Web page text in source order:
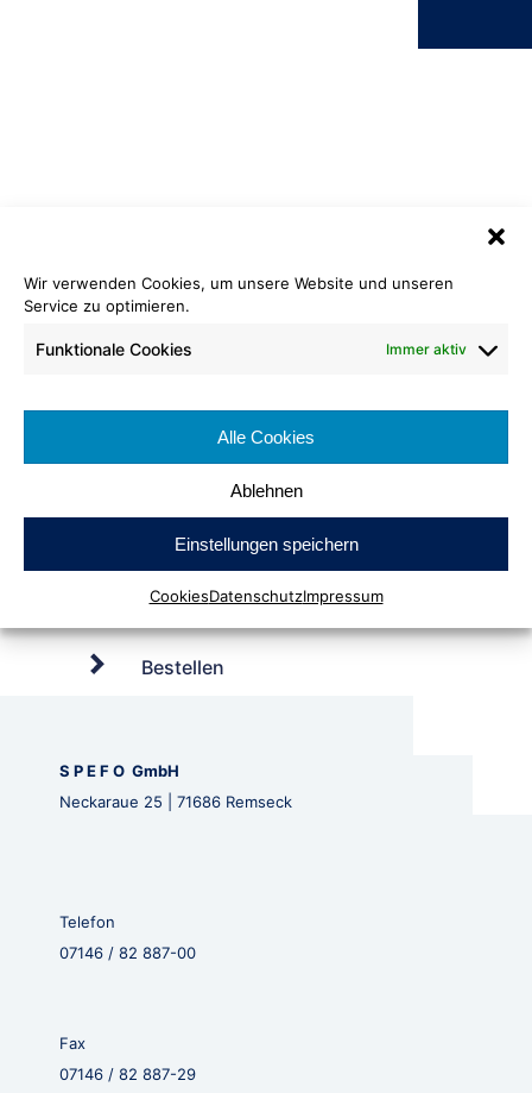
Wir verwenden Cookies, um unsere Website und unseren
Service zu optimieren.
Funktionale Cookies Immer aktiv
Alle Cookies
Ablehnen
Einstellungen speichern
CookiesDatenschutzImpressum
980 schwarz
Bahnenbreite: ca. 200 cm
Brennverhalten: Cfl-s1
Bestellen
Velours Basis
S P E F O GmbH
Neckaraue 25 | 71686 Remseck
Telefon
07146 / 82 887-00
Fax
07146 / 82 887-29